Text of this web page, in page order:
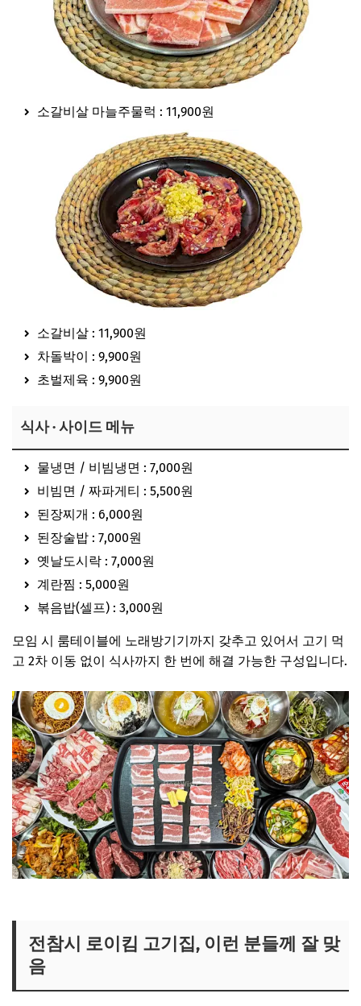
소갈비살 마늘주물럭 : 11,900원
소갈비살 : 11,900원
차돌박이 : 9,900원
초벌제육 : 9,900원
식사 · 사이드 메뉴
물냉면 / 비빔냉면 : 7,000원
비빔면 / 짜파게티 : 5,500원
된장찌개 : 6,000원
된장술밥 : 7,000원
옛날도시락 : 7,000원
계란찜 : 5,000원
볶음밥(셀프) : 3,000원
모임 시 룸테이블에 노래방기기까지 갖추고 있어서 고기 먹
고 2차 이동 없이 식사까지 한 번에 해결 가능한 구성입니다.
전참시 로이킴 고기집, 이런 분들께 잘 맞
음